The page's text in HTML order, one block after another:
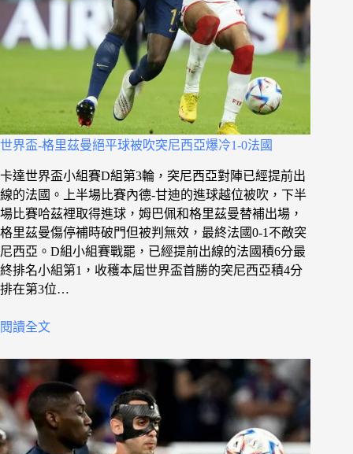
世界盃-格里茲曼絕平球被吹突尼西亞爆冷1-0法國
卡達世界盃小組賽D組第3輪，突尼西亞對陣已經提前出
線的法國。上半場比賽內德-甘迪的進球越位被吹，下半
場比賽哈茲裡取得進球，姆巴佩和格里茲曼替補出場，
格里茲曼傷停補時破門但被判無效，最終法國0-1不敵突
尼西亞。D組小組賽戰罷，已經提前出線的法國積6分最
終排名小組第1，收穫本屆世界盃首勝的突尼西亞積4分
排在第3位…
閱讀全文